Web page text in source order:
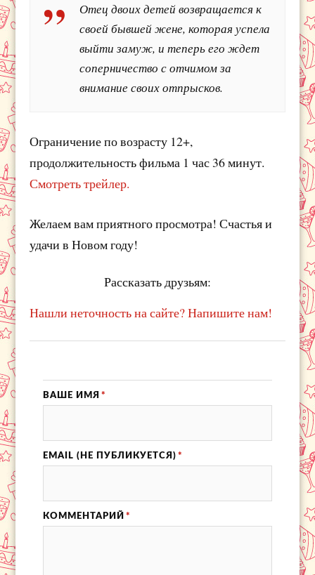
Отец двоих детей возвращается к
своей бывшей жене, которая успела
выйти замуж, и теперь его ждет
соперничество с отчимом за
внимание своих отпрысков.
Ограничение по возрасту 12+,
продолжительность фильма 1 час 36 минут.
Смотреть трейлер.
Желаем вам приятного просмотра! Счастья и
удачи в Новом году!
Рассказать друзьям:
Нашли неточность на сайте? Напишите нам!
ВАШЕ ИМЯ *
EMAIL (НЕ ПУБЛИКУЕТСЯ) *
КОММЕНТАРИЙ *